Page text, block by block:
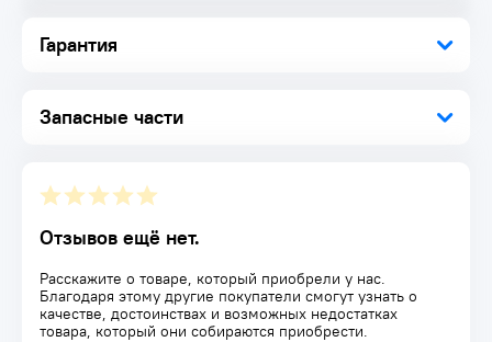
Гарантия
Запасные части
Отзывов ещё нет.
Расскажите о товаре, который приобрели у нас.
Благодаря этому другие покупатели смогут узнать о
качестве, достоинствах и возможных недостатках
товара, который они собираются приобрести.